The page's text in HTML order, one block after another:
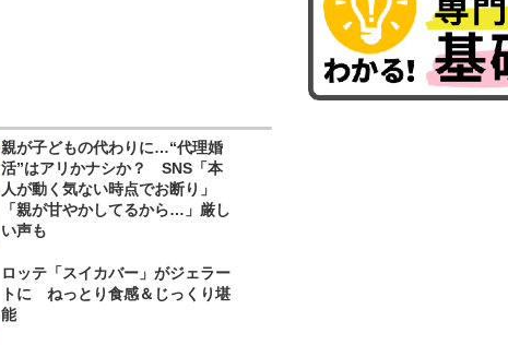
親が子どもの代わりに…“代理婚
活”はアリかナシか？ SNS「本
人が動く気ない時点でお断り」
「親が甘やかしてるから…」厳し
い声も
ロッテ「スイカバー」がジェラー
トに ねっとり食感＆じっくり堪
能